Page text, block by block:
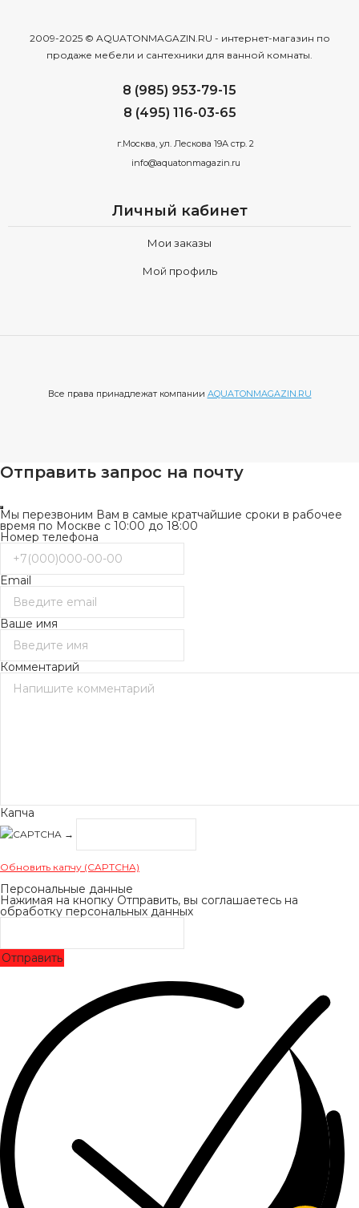
2009-2025 © AQUATONMAGAZIN.RU - интернет-магазин по
продаже мебели и сантехники для ванной комнаты.
8 (985) 953-79-15
8 (495) 116-03-65
г.Москва, ул. Лескова 19А стр. 2
info@aquatonmagazin.ru
Личный кабинет
Мои заказы
Мой профиль
Все права принадлежат компании AQUATONMAGAZIN.RU
Отправить запрос на почту
Мы перезвоним Вам в самые кратчайшие сроки в рабочее
время по Москве с 10:00 до 18:00
Номер телефона
Email
Ваше имя
Комментарий
Капча
→
Обновить капчу (CAPTCHA)
Персональные данные
Нажимая на кнопку Отправить, вы соглашаетесь на
обработку персональных данных
Отправить